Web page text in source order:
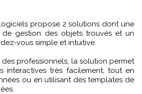
propose 2 solutions dont une
gestion des objets trouvés et un
vous simple et intuitive.
professionnels, la solution permet
interactives très facilement, tout en
ou en utilisant des templates de